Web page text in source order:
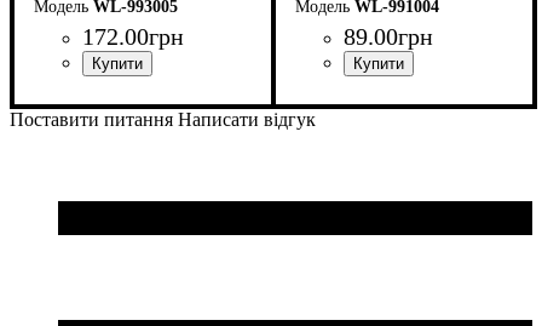
WL-993005
172.00грн
WL-991004
89.00грн
Поставити питання Написати відгук